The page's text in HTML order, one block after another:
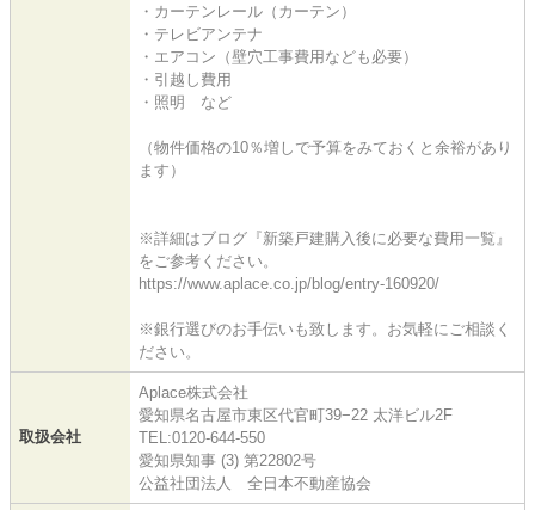
・カーテンレール（カーテン）
・テレビアンテナ
・エアコン（壁穴工事費用なども必要）
・引越し費用
・照明 など
（物件価格の10％増しで予算をみておくと余裕があり
ます）
※詳細はブログ『新築戸建購入後に必要な費用一覧』
をご参考ください。
https://www.aplace.co.jp/blog/entry-160920/
※銀行選びのお手伝いも致します。お気軽にご相談く
ださい。
取扱会社
Aplace株式会社
愛知県名古屋市東区代官町39−22 太洋ビル2F
TEL:0120-644-550
愛知県知事 (3) 第22802号
公益社団法人 全日本不動産協会